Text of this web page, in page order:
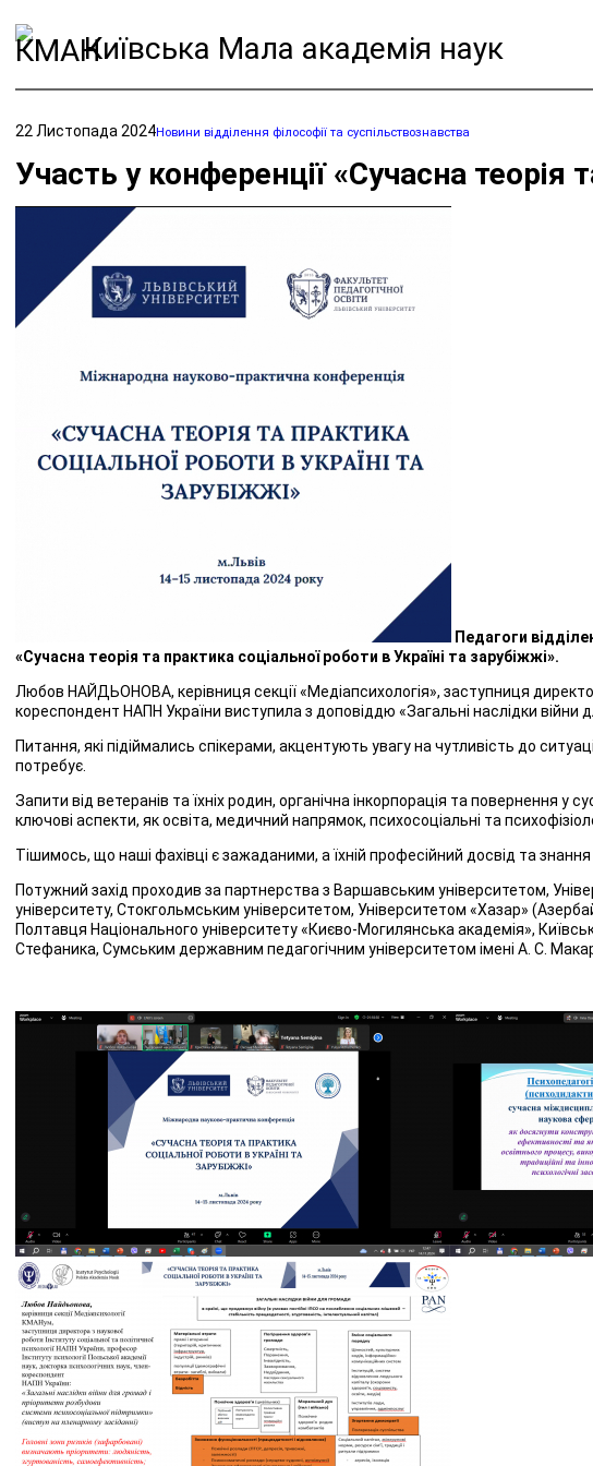
Київська Мала академія наук
22 Листопада 2024Новини відділення філософії та суспільствознавства
Участь у конференції «Сучасна теорія
Педагоги
«Сучасна теорія та практика соціальної роботи в Україні та зарубіжжі».
Любов НАЙДЬОНОВА, керівниця секції «Медіапсихологія», заступниця
кореспондент НАПН України виступила з доповіддю «Загальні наслідки війни
Питання, які підіймались спікерами, акцентують увагу на чутливість до
потребує.
Запити від ветеранів та їхніх родин, органічна інкорпорація та повернення
ключові аспекти, як освіта, медичний напрямок, психосоціальні та
Тішимось, що наші фахівці є зажаданими, а їхній професійний досвід та знання
Потужний захід проходив за партнерства з Варшавським університетом,
університету, Стокгольмським університетом, Університетом «Хазар»
Полтавця Національного університету «Києво-Могилянська академія»,
Стефаника, Сумським державним педагогічним університетом імені А. С.